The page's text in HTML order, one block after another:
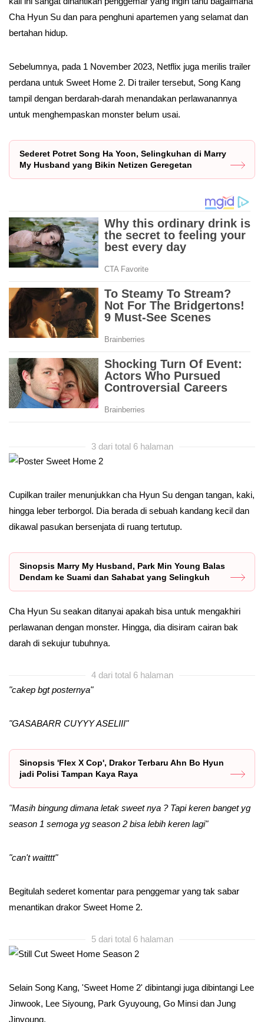
Cha Hyun Su dan para penghuni apartemen yang selamat dan
bertahan hidup.
Sebelumnya, pada 1 November 2023, Netflix juga merilis trailer
perdana untuk Sweet Home 2. Di trailer tersebut, Song Kang
tampil dengan berdarah-darah menandakan perlawanannya
untuk menghempaskan monster belum usai.
Sederet Potret Song Ha Yoon, Selingkuhan di Marry
My Husband yang Bikin Netizen Geregetan
3 dari total 6 halaman
Cupilkan trailer menunjukkan cha Hyun Su dengan tangan, kaki,
hingga leber terborgol. Dia berada di sebuah kandang kecil dan
dikawal pasukan bersenjata di ruang tertutup.
Sinopsis Marry My Husband, Park Min Young Balas
Dendam ke Suami dan Sahabat yang Selingkuh
Cha Hyun Su seakan ditanyai apakah bisa untuk mengakhiri
perlawanan dengan monster. Hingga, dia disiram cairan bak
darah di sekujur tubuhnya.
4 dari total 6 halaman
"cakep bgt posternya"
"GASABARR CUYYY ASELIII"
Sinopsis 'Flex X Cop', Drakor Terbaru Ahn Bo Hyun
jadi Polisi Tampan Kaya Raya
"Masih bingung dimana letak sweet nya ? Tapi keren banget yg
season 1 semoga yg season 2 bisa lebih keren lagi"
"can't waitttt"
Begitulah sederet komentar para penggemar yang tak sabar
menantikan drakor Sweet Home 2.
5 dari total 6 halaman
Selain Song Kang, 'Sweet Home 2' dibintangi juga dibintangi Lee
Jinwook, Lee Siyoung, Park Gyuyoung, Go Minsi dan Jung
Jinyoung.